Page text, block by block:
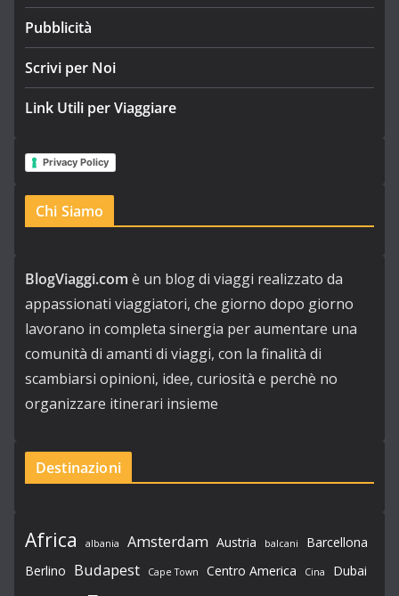
Pubblicità
Scrivi per Noi
Link Utili per Viaggiare
Privacy Policy
Chi Siamo
BlogViaggi.com è un blog di viaggi realizzato da
appassionati viaggiatori, che giorno dopo giorno
lavorano in completa sinergia per aumentare una
comunità di amanti di viaggi, con la finalità di
scambiarsi opinioni, idee, curiosità e perchè no
organizzare itinerari insieme
Destinazioni
Africa albania Amsterdam Austria balcani
Barcellona
Berlino Budapest Cape Town Centro America Cina Dubai